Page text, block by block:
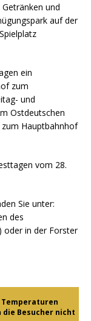
und
auf der
ein
zum
und
Ostdeutschen
Hauptbahnhof
vom 28.
Sie unter:
des
oder in der Forster
Temperaturen
Besucher nicht